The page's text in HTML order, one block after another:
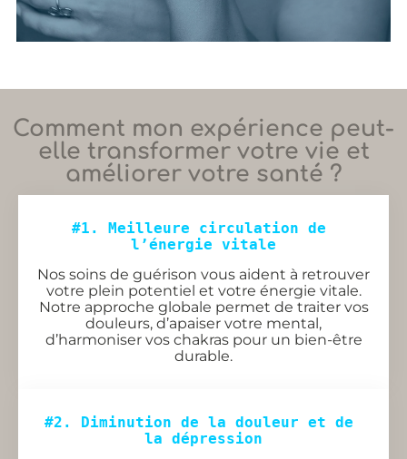
Comment mon expérience peut-
elle transformer votre vie et
améliorer votre santé ?
#1. Meilleure circulation de
l’énergie vitale
Nos soins de guérison vous aident à retrouver
votre plein potentiel et votre énergie vitale.
Notre approche globale permet de traiter vos
douleurs, d’apaiser votre mental,
d’harmoniser vos chakras pour un bien-être
durable.
#2. Diminution de la douleur et de
la dépression